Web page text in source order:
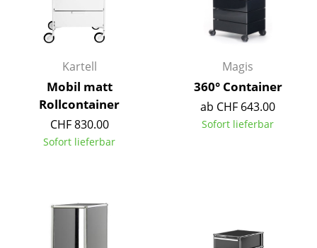
Bücherregale
Wandregale
Sideboards & Kommoden
TV Möbel
Beistell- & Rollcontainer
Barmöbel
Kleinaufbewahrung
Kartell
Mobil matt
Rollcontainer
CHF 830.00
Sofort lieferbar
Magis
360° Container
ab CHF 643.00
Sofort lieferbar